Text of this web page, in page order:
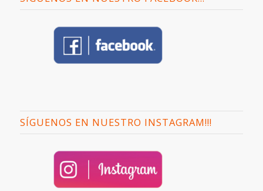
SÍGUENOS EN NUESTRO INSTAGRAM!!!